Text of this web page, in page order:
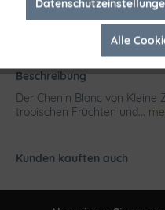
Beschreibung
Der Chenin Blanc von Kleine
tropischen Früchten und...
Kunden kauften auch
Alle